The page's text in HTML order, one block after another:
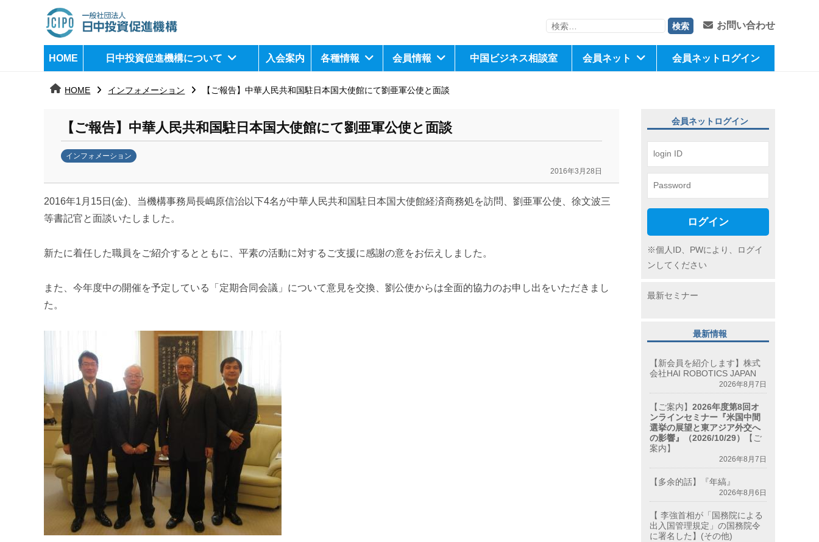
日
中
進
機
j
検
お問い合わせ
HOME 日中投資促進機構について 入会案内 各種情報 会員情報 中国ビジネス相談室 会員ネット 会員ネットログイン
HOME インフォメーション 【ご報告】中華人民共和国駐日本国大使館にて劉亜軍公​使と面談
【ご報告】中華人民共和国駐日本国大使館にて劉亜軍公​使と面談
インフォメーション
2016年3月28日
k
a
a
i
2016年1月15日(金)、当機構事務局長嶋原信治以下4名が中華人民共和国駐日本国大使館経済商務処を訪問、劉亜軍公使、徐文波三
等書記官と面談いたしました。
新たに着任した職員をご紹介するとともに、平素の活動に対するご支援に感謝の意をお伝えしました。
また、今年度中の開催を予定している「定期合同会議」について意見を交換、劉公使からは全面的協力のお申し出をいただきまし
た。
会員ネットログイン
ログイン
※個人ID、PWにより、ログイ
ンしてください
最新セミナー
最新情報
【新会員を紹介します】株式
会社HAI ROBOTICS JAPAN
2026年8月7日
【ご案内】2026年度第8回オ
ンラインセミナー『米国中間
選挙の展望と東アジア外交へ
の影響』（2026/10/29）
【ご
案内】
2026年8月7日
【多余的話】『年縞』
2026年8月6日
【 李強首相が「国務院による
出入国管理規定」の国務院令
に署名した】(その他)